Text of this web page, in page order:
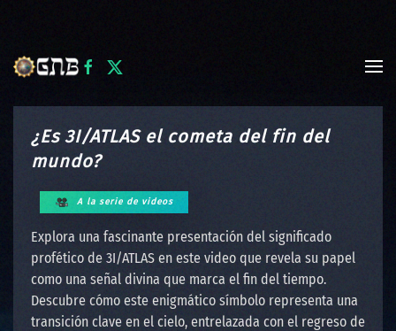
¿Es 3I/ATLAS el cometa del fin del
mundo?
A la serie de videos
Explora una fascinante presentación del significado
profético de 3I/ATLAS en este video que revela su papel
como una señal divina que marca el fin del tiempo.
Descubre cómo este enigmático símbolo representa una
transición clave en el cielo, entrelazada con el regreso de